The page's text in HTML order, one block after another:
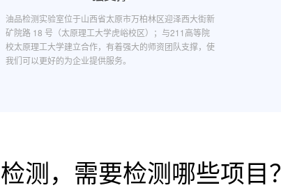
油品检测实验室位于山西省太原市万柏林区迎泽西大街新
矿院路 18 号（太原理工大学虎峪校区）；与211高等院
校太原理工大学建立合作，有着强大的师资团队支撑，使
我们可以更好的为企业提供服务。
测，需要检测哪些项目？